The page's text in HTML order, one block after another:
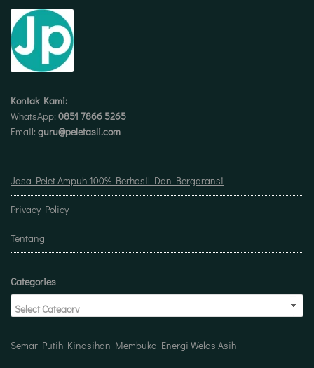
Kontak Kami:
WhatsApp: 0851 7866 5265
Email: guru@peletasli.com
Jasa Pelet Ampuh 100% Berhasil Dan Bergaransi
Privacy Policy
Tentang
Categories
Semar Putih Kinasihan Membuka Energi Welas Asih